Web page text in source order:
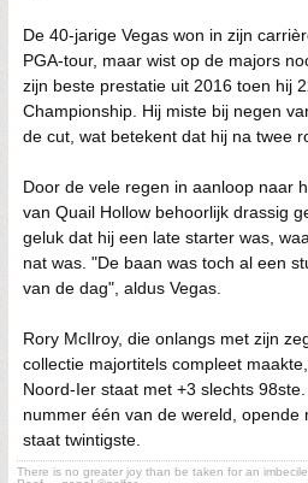
De 40-jarige Vegas won in zijn
PGA-tour, maar wist op de majors
zijn beste prestatie uit 2016 toen hij
Championship. Hij miste bij negen
de cut, wat betekent dat hij na twee
Door de vele regen in aanloop naar
van Quail Hollow behoorlijk drassig
geluk dat hij een late starter was,
nat was. "De baan was toch al een
van de dag", aldus Vegas.
Rory McIlroy, die onlangs met zijn
collectie majortitels compleet
Noord-Ier staat met +3 slechts
nummer één van de wereld, opende
staat twintigste.
There is no greater joy than be taken for an